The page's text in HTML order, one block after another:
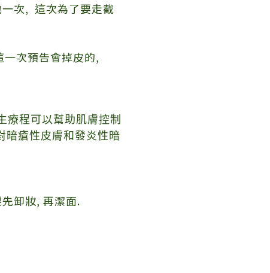
次, 這次為了要走截
一次預告會掉皮的,
療程可以幫助肌膚控制
瘡性皮膚和發炎性暗
卸妝, 再潔面.